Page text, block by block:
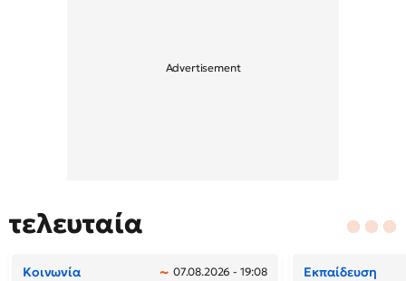
τελευταία
Κοινωνία 07.08.2026 - 19:08 Εκπαίδευση